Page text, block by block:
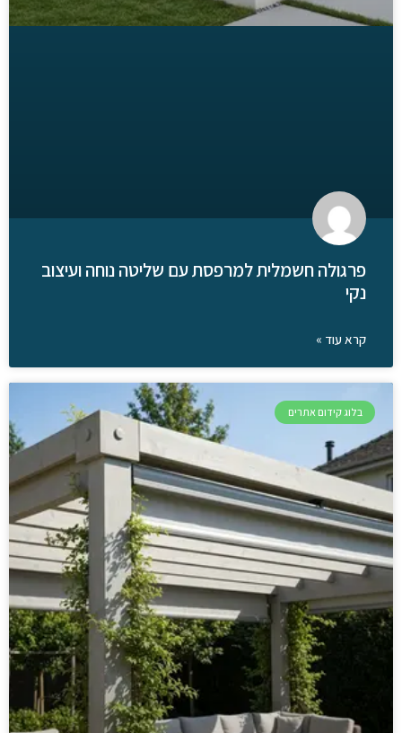
פרגולה חשמלית למרפסת עם שליטה נוחה ועיצוב
נקי
קרא עוד »
בלוג קידום אתרים